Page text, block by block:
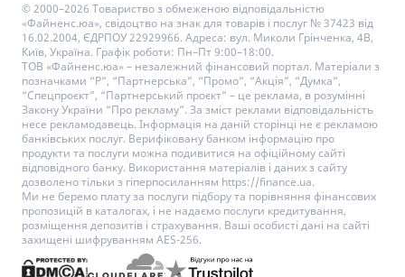
© 2000–2026 Товариство з обмеженою відповідальністю
«Файненс.юа», свідоцтво на знак для товарів і послуг № 37423 від
16.02.2004, ЄДРПОУ 22929966. Адреса: вул. Миколи Грінченка, 4В,
Київ, Україна. Графік роботи: Пн–Пт 9:00–18:00.
ТОВ «Файненс.юа» – незалежний фінансовий портал. Матеріали з
позначками “Р”, “Партнерська”, “Промо”, “Акція”, “Думка”,
“Спецпроєкт”, “Партнерський проєкт” – це реклама, в розумінні
Закону України “Про рекламу”. За зміст реклами відповідальність
несе рекламодавець. Інформація на даній сторінці не є рекламою
банківських послуг. Верифіковану банком інформацію про
продукти та послуги можна подивитися на офіційному сайті
відповідного банку. Використання матеріалів і даних з сайту
дозволено тільки з гіперпосиланням https://finance.ua.
Ми не беремо плату за послуги підбору та порівняння фінансових
пропозицій в каталогах, і не надаємо послуги кредитування,
розміщення депозитів і страхування. Ваші особисті дані на сайті
захищені шифруванням AES-256.